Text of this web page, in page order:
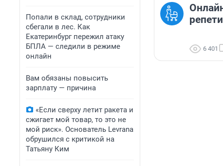
Попали в склад, сотрудники
сбегали в лес. Как
Екатеринбург пережил атаку
БПЛА — следили в режиме
онлайн
Вам обязаны повысить
зарплату — причина
«Если сверху летит ракета и
сжигает мой товар, то это не
мой риск». Основатель Levrana
обрушился с критикой на
Татьяну Ким
6 401